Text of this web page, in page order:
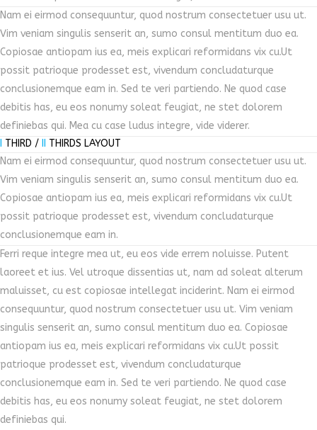
Nam ei eirmod consequuntur, quod nostrum consectetuer usu ut.
Vim veniam singulis senserit an, sumo consul mentitum duo ea.
Copiosae antiopam ius ea, meis explicari reformidans vix cu.Ut
possit patrioque prodesset est, vivendum concludaturque
conclusionemque eam in. Sed te veri partiendo. Ne quod case
debitis has, eu eos nonumy soleat feugiat, ne stet dolorem
definiebas qui. Mea cu case ludus integre, vide viderer.
THIRD /
THIRDS LAYOUT
Nam ei eirmod consequuntur, quod nostrum consectetuer usu ut.
Vim veniam singulis senserit an, sumo consul mentitum duo ea.
Copiosae antiopam ius ea, meis explicari reformidans vix cu.Ut
possit patrioque prodesset est, vivendum concludaturque
conclusionemque eam in.
Ferri reque integre mea ut, eu eos vide errem noluisse. Putent
laoreet et ius. Vel utroque dissentias ut, nam ad soleat alterum
maluisset, cu est copiosae intellegat inciderint. Nam ei eirmod
consequuntur, quod nostrum consectetuer usu ut. Vim veniam
singulis senserit an, sumo consul mentitum duo ea. Copiosae
antiopam ius ea, meis explicari reformidans vix cu.Ut possit
patrioque prodesset est, vivendum concludaturque
conclusionemque eam in. Sed te veri partiendo. Ne quod case
debitis has, eu eos nonumy soleat feugiat, ne stet dolorem
definiebas qui.